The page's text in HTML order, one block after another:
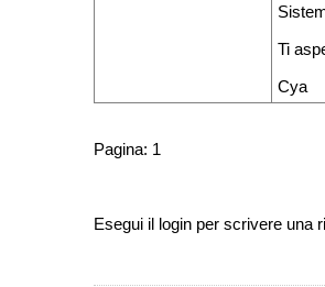
Ti
Cya
Pagina: 1
Esegui il login per scrivere una